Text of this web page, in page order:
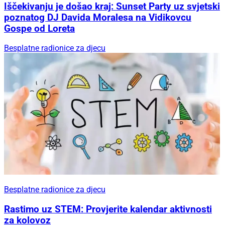
Iščekivanju je došao kraj: Sunset Party uz svjetski
poznatog DJ Davida Moralesa na Vidikovcu
Gospe od Loreta
Besplatne radionice za djecu
Besplatne radionice za djecu
Rastimo uz STEM: Provjerite kalendar aktivnosti
za kolovoz